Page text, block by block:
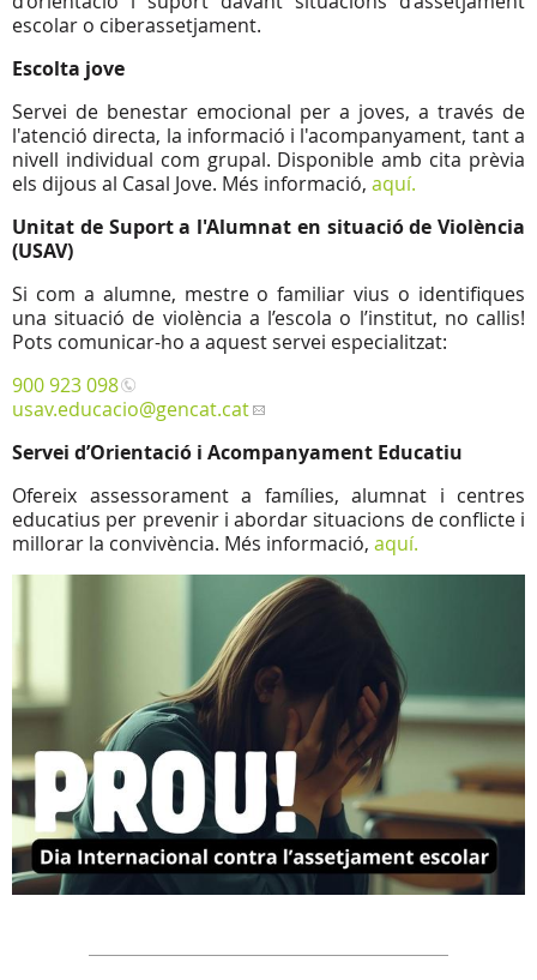
escolar o ciberassetjament.
Escolta jove
Servei de benestar emocional per a joves, a través de
l'atenció directa, la informació i l'acompanyament, tant a
nivell individual com grupal. Disponible amb cita prèvia
els dijous al Casal Jove. Més informació, aquí.
Unitat de Suport a l'Alumnat en situació de Violència
(USAV)
Si com a alumne, mestre o familiar vius o identifiques
una situació de violència a l’escola o l’institut, no callis!
Pots comunicar-ho a aquest servei especialitzat:
900 923 098
usav.educacio@gencat.cat
Servei d’Orientació i Acompanyament Educatiu
Ofereix assessorament a famílies, alumnat i centres
educatius per prevenir i abordar situacions de conflicte i
millorar la convivència. Més informació, aquí.